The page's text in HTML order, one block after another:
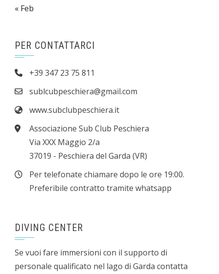
« Feb
PER CONTATTARCI
+39 347 23 75 811
sublcubpeschiera@gmail.com
www.subclubpeschiera.it
Associazione Sub Club Peschiera
Via XXX Maggio 2/a
37019 - Peschiera del Garda (VR)
Per telefonate chiamare dopo le ore 19:00.
Preferibile contratto tramite whatsapp
DIVING CENTER
Se vuoi fare immersioni con il supporto di
personale qualificato nel lago di Garda contatta